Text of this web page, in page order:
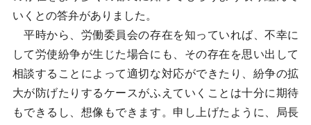
いくとの答弁がありました。
平時から、労働委員会の存在を知っていれば、不幸に
して労使紛争が生じた場合にも、その存在を思い出して
相談することによって適切な対応ができたり、紛争の拡
大が防げたりするケースがふえていくことは十分に期待
もできるし、想像もできます。申し上げたように、局長